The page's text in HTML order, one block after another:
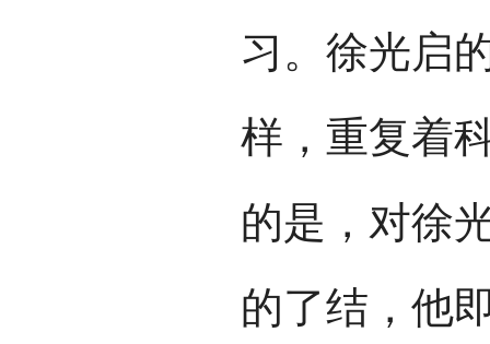
习。徐光启
样，重复着
的是，对徐
的了结，他